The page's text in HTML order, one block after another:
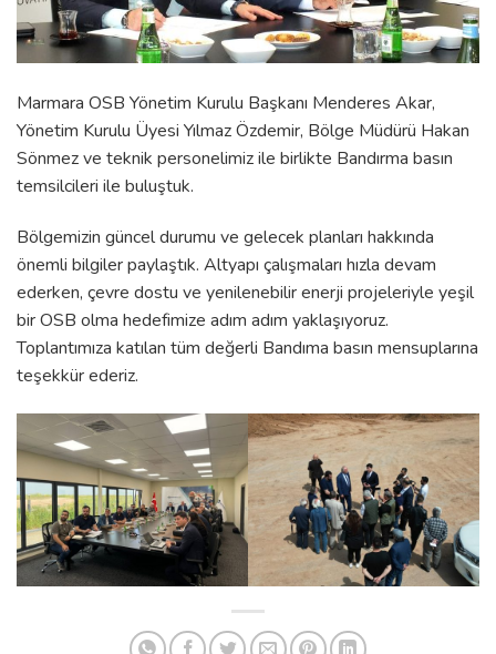
Marmara OSB Yönetim Kurulu Başkanı Menderes Akar,
Yönetim Kurulu Üyesi Yılmaz Özdemir, Bölge Müdürü Hakan
Sönmez ve teknik personelimiz ile birlikte Bandırma basın
temsilcileri ile buluştuk.
Bölgemizin güncel durumu ve gelecek planları hakkında
önemli bilgiler paylaştık. Altyapı çalışmaları hızla devam
ederken, çevre dostu ve yenilenebilir enerji projeleriyle yeşil
bir OSB olma hedefimize adım adım yaklaşıyoruz.
Toplantımıza katılan tüm değerli Bandıma basın mensuplarına
teşekkür ederiz.